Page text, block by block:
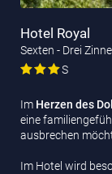
Hotel Royal
Sexten - Drei
S
Im Herzen des
eine
ausbrechen
Im Hotel wird